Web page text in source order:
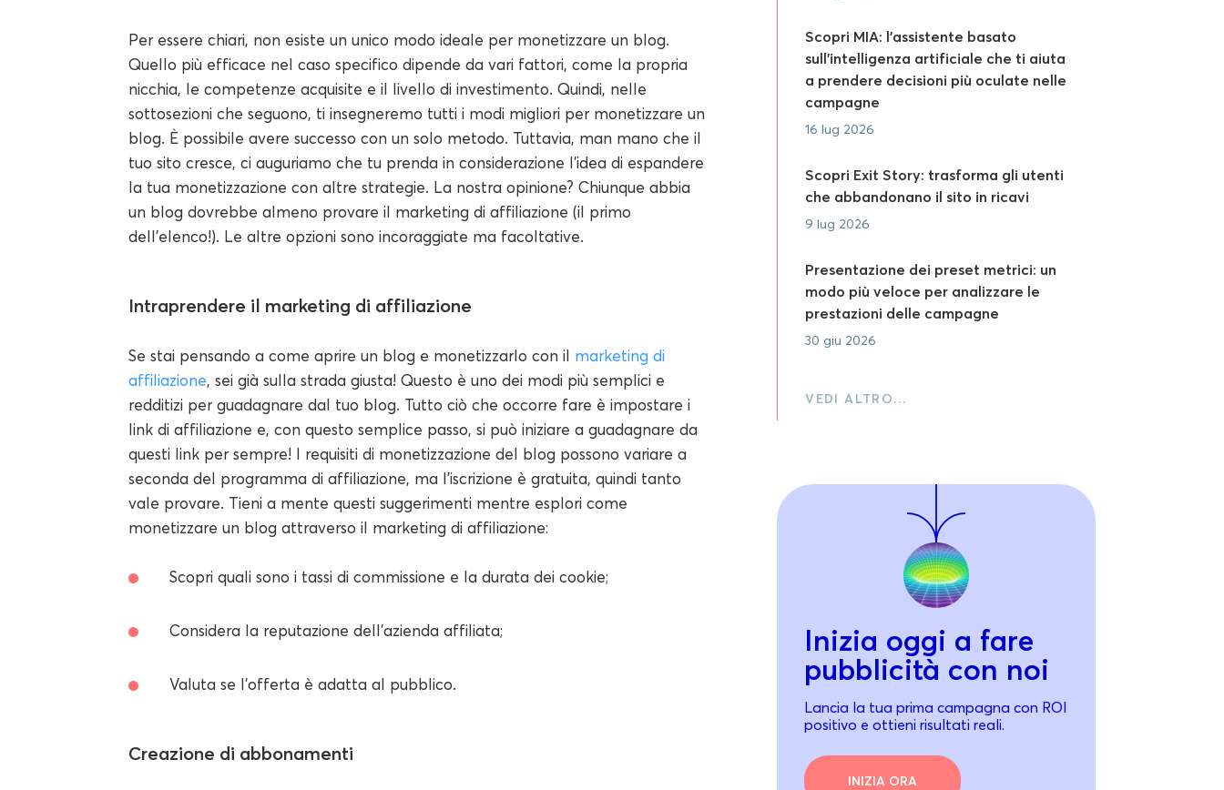
Per essere chiari, non esiste un unico modo ideale per monetizzare un blog.
Quello più efficace nel caso specifico dipende da vari fattori, come la propria
nicchia, le competenze acquisite e il livello di investimento. Quindi, nelle
sottosezioni che seguono, ti insegneremo tutti i modi migliori per monetizzare un
blog. È possibile avere successo con un solo metodo. Tuttavia, man mano che il
tuo sito cresce, ci auguriamo che tu prenda in considerazione l'idea di espandere
la tua monetizzazione con altre strategie. La nostra opinione? Chiunque abbia
un blog dovrebbe almeno provare il marketing di affiliazione (il primo
dell'elenco!). Le altre opzioni sono incoraggiate ma facoltative.
Intraprendere il marketing di affiliazione
Se stai pensando a come aprire un blog e monetizzarlo con il marketing di
affiliazione, sei già sulla strada giusta! Questo è uno dei modi più semplici e
redditizi per guadagnare dal tuo blog. Tutto ciò che occorre fare è impostare i
link di affiliazione e, con questo semplice passo, si può iniziare a guadagnare da
questi link per sempre! I requisiti di monetizzazione del blog possono variare a
seconda del programma di affiliazione, ma l'iscrizione è gratuita, quindi tanto
vale provare. Tieni a mente questi suggerimenti mentre esplori come
monetizzare un blog attraverso il marketing di affiliazione:
Scopri quali sono i tassi di commissione e la durata dei cookie;
Considera la reputazione dell'azienda affiliata;
Valuta se l'offerta è adatta al pubblico.
Creazione di abbonamenti
Scopri MIA: l’assistente basato
sull’intelligenza artificiale che ti aiuta
a prendere decisioni più oculate nelle
campagne
16 lug 2026
Scopri Exit Story: trasforma gli utenti
che abbandonano il sito in ricavi
9 lug 2026
Presentazione dei preset metrici: un
modo più veloce per analizzare le
prestazioni delle campagne
30 giu 2026
VEDI ALTRO…
Inizia oggi a fare
pubblicità con noi
Lancia la tua prima campagna con ROI
positivo e ottieni risultati reali.
INIZIA ORA